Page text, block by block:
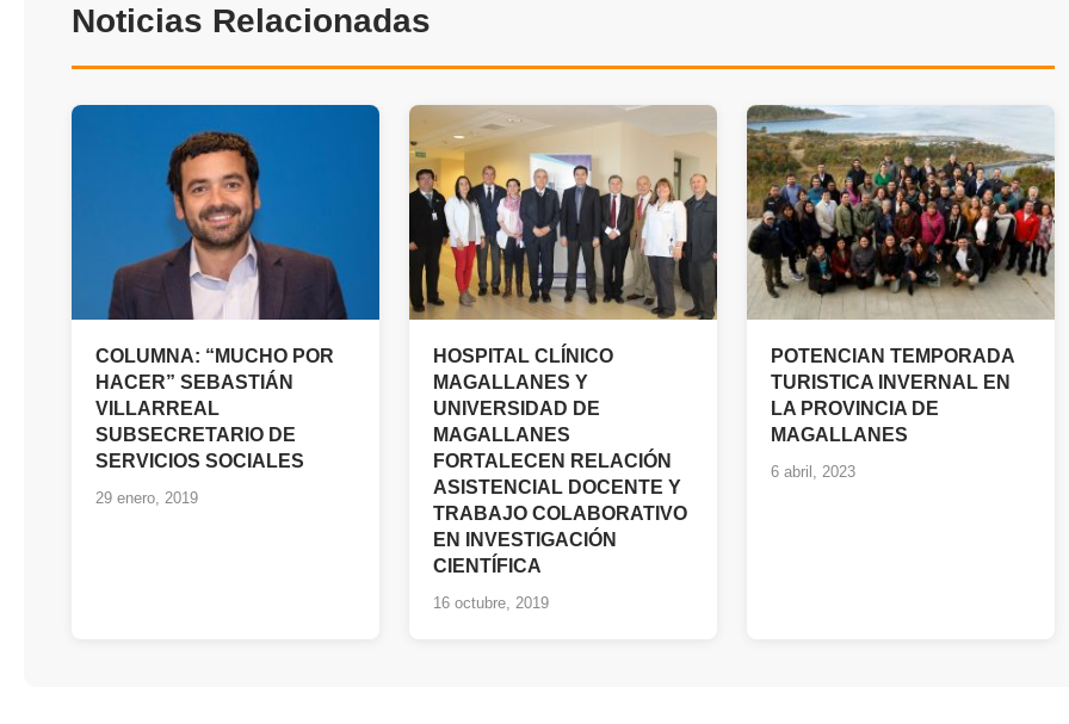
Noticias Relacionadas
COLUMNA: “MUCHO POR
HACER” SEBASTIÁN
VILLARREAL
SUBSECRETARIO DE
SERVICIOS SOCIALES
29 enero, 2019
HOSPITAL CLÍNICO
MAGALLANES Y
UNIVERSIDAD DE
MAGALLANES
FORTALECEN RELACIÓN
ASISTENCIAL DOCENTE Y
TRABAJO COLABORATIVO
EN INVESTIGACIÓN
CIENTÍFICA
16 octubre, 2019
POTENCIAN TEMPORADA
TURISTICA INVERNAL EN
LA PROVINCIA DE
MAGALLANES
6 abril, 2023